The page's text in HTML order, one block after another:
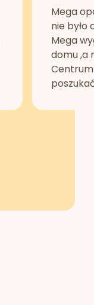
Mega
nie było
Mega
domu ,a